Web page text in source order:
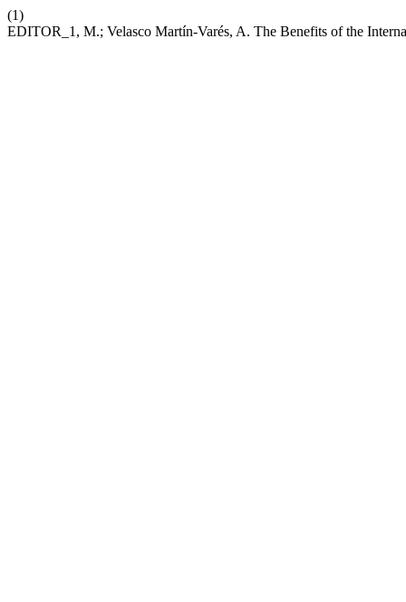
(1)
EDITOR_1, M.; Velasco Martín-Varés, A. The Benefits of the